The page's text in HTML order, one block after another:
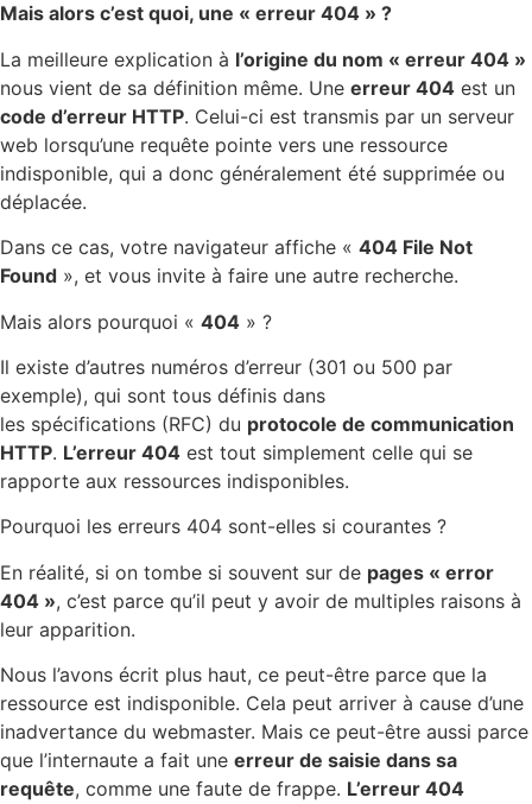
Mais alors c’est quoi, une « erreur 404 » ?
La meilleure explication à l’origine du nom « erreur 404 »
nous vient de sa définition même. Une erreur 404 est un
code d’erreur HTTP. Celui-ci est transmis par un serveur
web lorsqu’une requête pointe vers une ressource
indisponible, qui a donc généralement été supprimée ou
déplacée.
Dans ce cas, votre navigateur affiche « 404 File Not
Found », et vous invite à faire une autre recherche.
Mais alors pourquoi « 404 » ?
Il existe d’autres numéros d’erreur (301 ou 500 par
exemple), qui sont tous définis dans
les spécifications (RFC) du protocole de communication
HTTP. L’erreur 404 est tout simplement celle qui se
rapporte aux ressources indisponibles.
Pourquoi les erreurs 404 sont-elles si courantes ?
En réalité, si on tombe si souvent sur de pages « error
404 », c’est parce qu’il peut y avoir de multiples raisons à
leur apparition.
Nous l’avons écrit plus haut, ce peut-être parce que la
ressource est indisponible. Cela peut arriver à cause d’une
inadvertance du webmaster. Mais ce peut-être aussi parce
que l’internaute a fait une erreur de saisie dans sa
requête, comme une faute de frappe. L’erreur 404